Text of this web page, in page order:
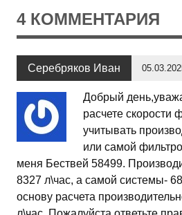
4 КОММЕНТАРИЯ
Серебряков Иван
Добрый
расчете скорости
учитывать
или самой
меня Бествей 58499.
8327 л\час, а самой системы-
основу расчета